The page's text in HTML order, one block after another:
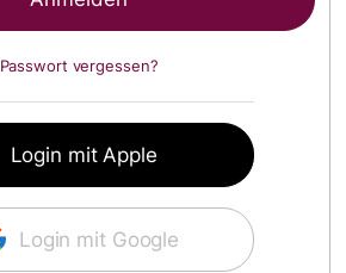
Passwort vergessen?
Login mit Apple
Login mit Google